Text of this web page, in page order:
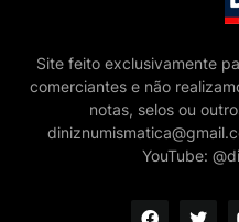
Site feito exclusivamente
comerciantes e não
notas, selos ou
YouTube: